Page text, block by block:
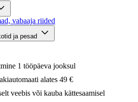
vabaaja riided
ja pesad
1 tööpäeva jooksul
alates 49 €
veebis või kauba kättesaamisel